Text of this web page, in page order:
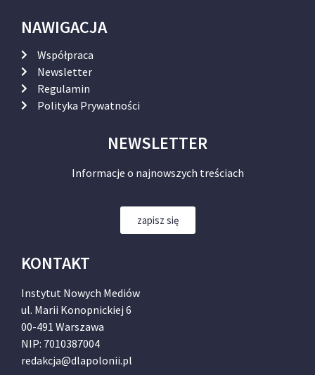
NAWIGACJA
Współpraca
Newsletter
Regulamin
Polityka Prywatności
NEWSLETTER
Informacje o najnowszych treściach
zapisz się
KONTAKT
Instytut Nowych Mediów
ul. Marii Konopnickiej 6
00-491 Warszawa
NIP: 7010387004
redakcja@dlapolonii.pl